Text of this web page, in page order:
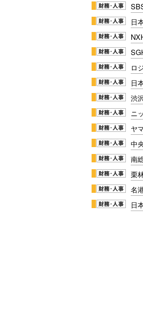
日
ロ
日
渋
ニ
ヤ
中
南
栗
名
日